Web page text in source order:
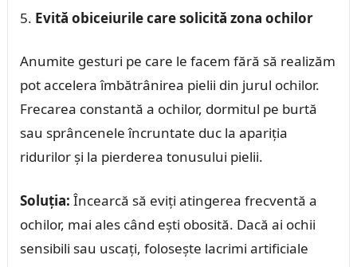
Evită obiceiurile care solicită zona ochilor
Anumite gesturi pe care le facem fără să realizăm
pot accelera îmbătrânirea pielii din jurul ochilor.
Frecarea constantă a ochilor, dormitul pe burtă
sau sprâncenele încruntate duc la apariția
ridurilor și la pierderea tonusului pielii.
Soluția: Încearcă să eviți atingerea frecventă a
ochilor, mai ales când ești obosită. Dacă ai ochii
sensibili sau uscați, folosește lacrimi artificiale